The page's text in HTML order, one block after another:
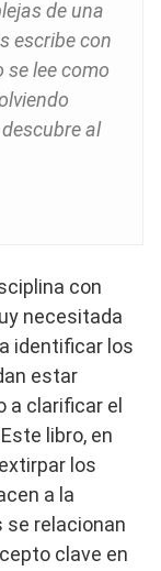
de una
escribe con
lee como
al
con
necesitada
identificar los
estar
a clarificar el
libro, en
los
a la
se relacionan
clave en